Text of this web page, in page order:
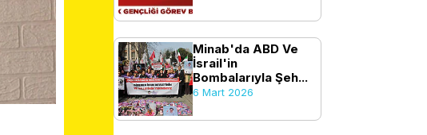
Minab'da ABD Ve
İsrail'in
Bombalarıyla Şeh...
6 Mart 2026